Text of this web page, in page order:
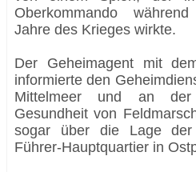
Oberkommando
Jahre des Krieges wirkte.
Der Geheimagent mit
informierte den
Mittelmeer und an
Gesundheit von
sogar über die Lage
Führer-Hauptquartier in